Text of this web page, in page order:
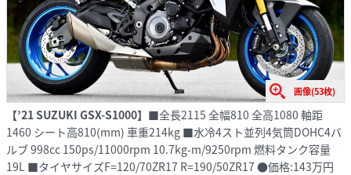
画像(53枚)
【’21 SUZUKI GSX-S1000】 ■全長2115 全幅810 全高1080 軸距
1460 シート高810(mm) 車重214kg ■水冷4スト並列4気筒DOHC4バ
ルブ 998cc 150ps/11000rpm 10.7kg-m/9250rpm 燃料タンク容量
19L ■タイヤサイズF=120/70ZR17 R=190/50ZR17 ●価格:143万円